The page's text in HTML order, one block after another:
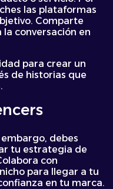
las plataformas
Comparte
conversación en
para crear un
de historias que
debes
tu estrategia de
con
para llegar a tu
en tu marca.